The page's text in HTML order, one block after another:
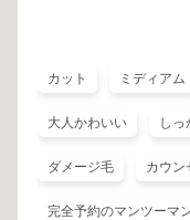
カット ミディアム
大人かわいい しっ
ダメージ毛 カウン
完全予約のマンツーマ